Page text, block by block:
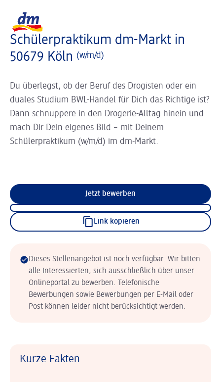
Schülerpraktikum dm-Markt in
50679 Köln (w/m/d)
Du überlegst, ob der Beruf des Drogisten oder ein
duales Studium BWL-Handel für Dich das Richtige ist?
Dann schnuppere in den Drogerie-Alltag hinein und
mach Dir Dein eigenes Bild – mit Deinem
Schülerpraktikum (w/m/d) im dm-Markt.
Jetzt bewerben
Link kopieren
Dieses Stellenangebot ist noch verfügbar. Wir bitten
alle Interessierten, sich ausschließlich über unser
Onlineportal zu bewerben. Telefonische
Bewerbungen sowie Bewerbungen per E-Mail oder
Post können leider nicht berücksichtigt werden.
Kurze Fakten